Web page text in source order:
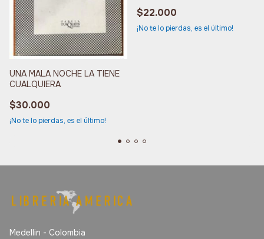
UNA MALA NOCHE LA TIENE
CUALQUIERA
$30.000
¡No te lo pierdas, es el último!
$22.000
¡No te lo pierdas, es el último!
Medellin - Colombia